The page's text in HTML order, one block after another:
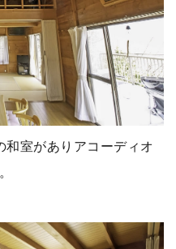
和室がありアコーディオ